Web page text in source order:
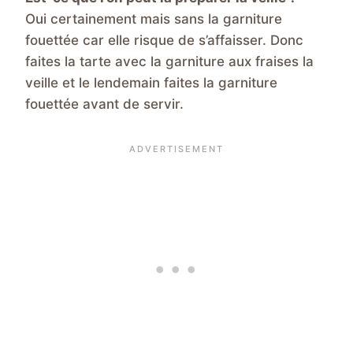
Oui certainement mais sans la garniture
fouettée car elle risque de s’affaisser. Donc
faites la tarte avec la garniture aux fraises la
veille et le lendemain faites la garniture
fouettée avant de servir.